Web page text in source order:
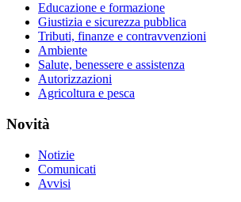
Educazione e formazione
Giustizia e sicurezza pubblica
Tributi, finanze e contravvenzioni
Ambiente
Salute, benessere e assistenza
Autorizzazioni
Agricoltura e pesca
Novità
Notizie
Comunicati
Avvisi